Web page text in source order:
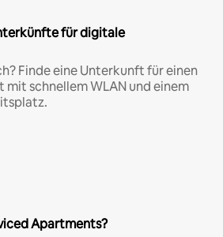
für digitale
Finde eine Unterkunft für einen
schnellem WLAN und einem
Apartments?